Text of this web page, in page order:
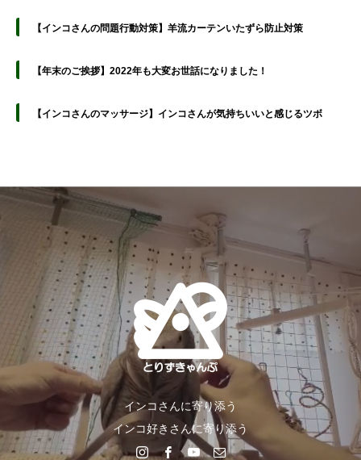
【インコさんの問題行動対策】羊流カーテンいたずら防止対策
【年末のご挨拶】2022年も大変お世話になりました！
【インコさんのマッサージ】インコさんが気持ちいいと感じるツボ
インコさんに寄り添う
インコ好きさんに寄り添う